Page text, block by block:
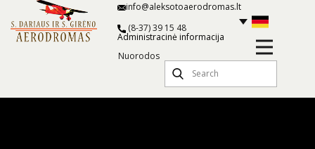
(8-37) 39 15 48
info@aleksotoaerodromas.lt
Nuorodos
Administracinė informacija